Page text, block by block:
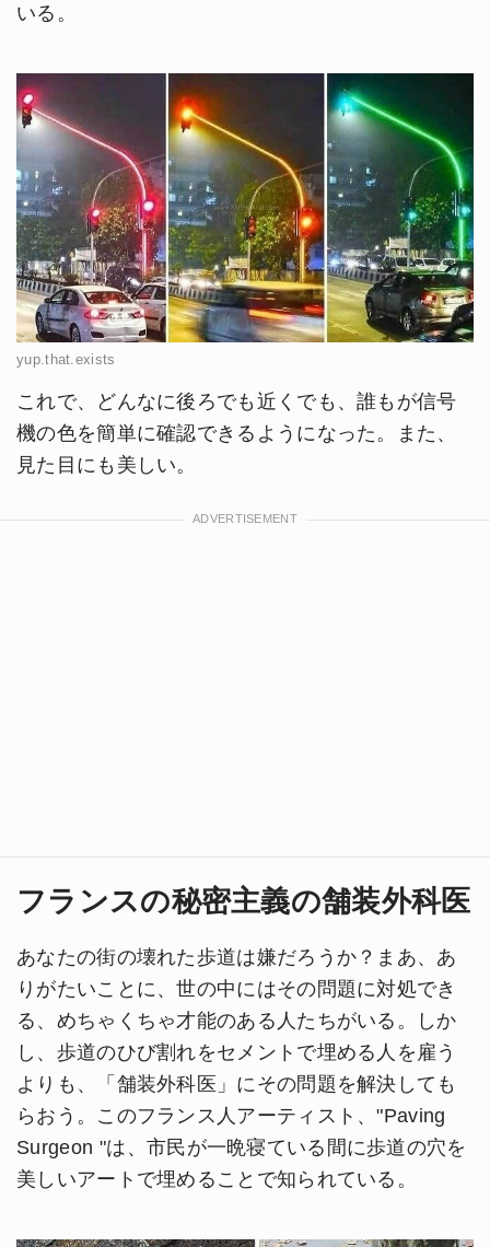
いる。
yup.that.exists
これで、どんなに後ろでも近くでも、誰もが信号
機の色を簡単に確認できるようになった。また、
見た目にも美しい。
フランスの秘密主義の舗装外科医
あなたの街の壊れた歩道は嫌だろうか？まあ、あ
りがたいことに、世の中にはその問題に対処でき
る、めちゃくちゃ才能のある人たちがいる。しか
し、歩道のひび割れをセメントで埋める人を雇う
よりも、「舗装外科医」にその問題を解決しても
らおう。このフランス人アーティスト、"Paving
Surgeon "は、市民が一晩寝ている間に歩道の穴を
美しいアートで埋めることで知られている。